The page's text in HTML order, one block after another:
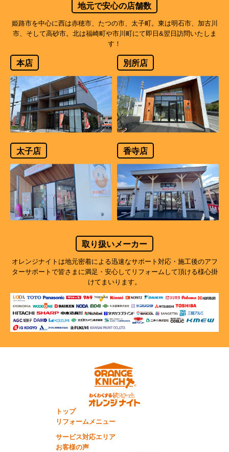
地元で安心の店舗数
姫路市を中心に西は赤穂市、たつの市、太子町。東は明石市、加古川
市、そして高砂市。北は福崎町や市川町にて即日&翌日訪問いたしま
す！
本店 別所店
太子店 香寺店
取り扱いメーカー
オレンジナイトは地元密着による迅速なサポート対応・施工後のアフ
ターサポートで皆さまに満足・安心してリフォームして頂ける様心掛
けてまいります。
トップ
リフォームメニュー
サービス対応エリア
お客様の声